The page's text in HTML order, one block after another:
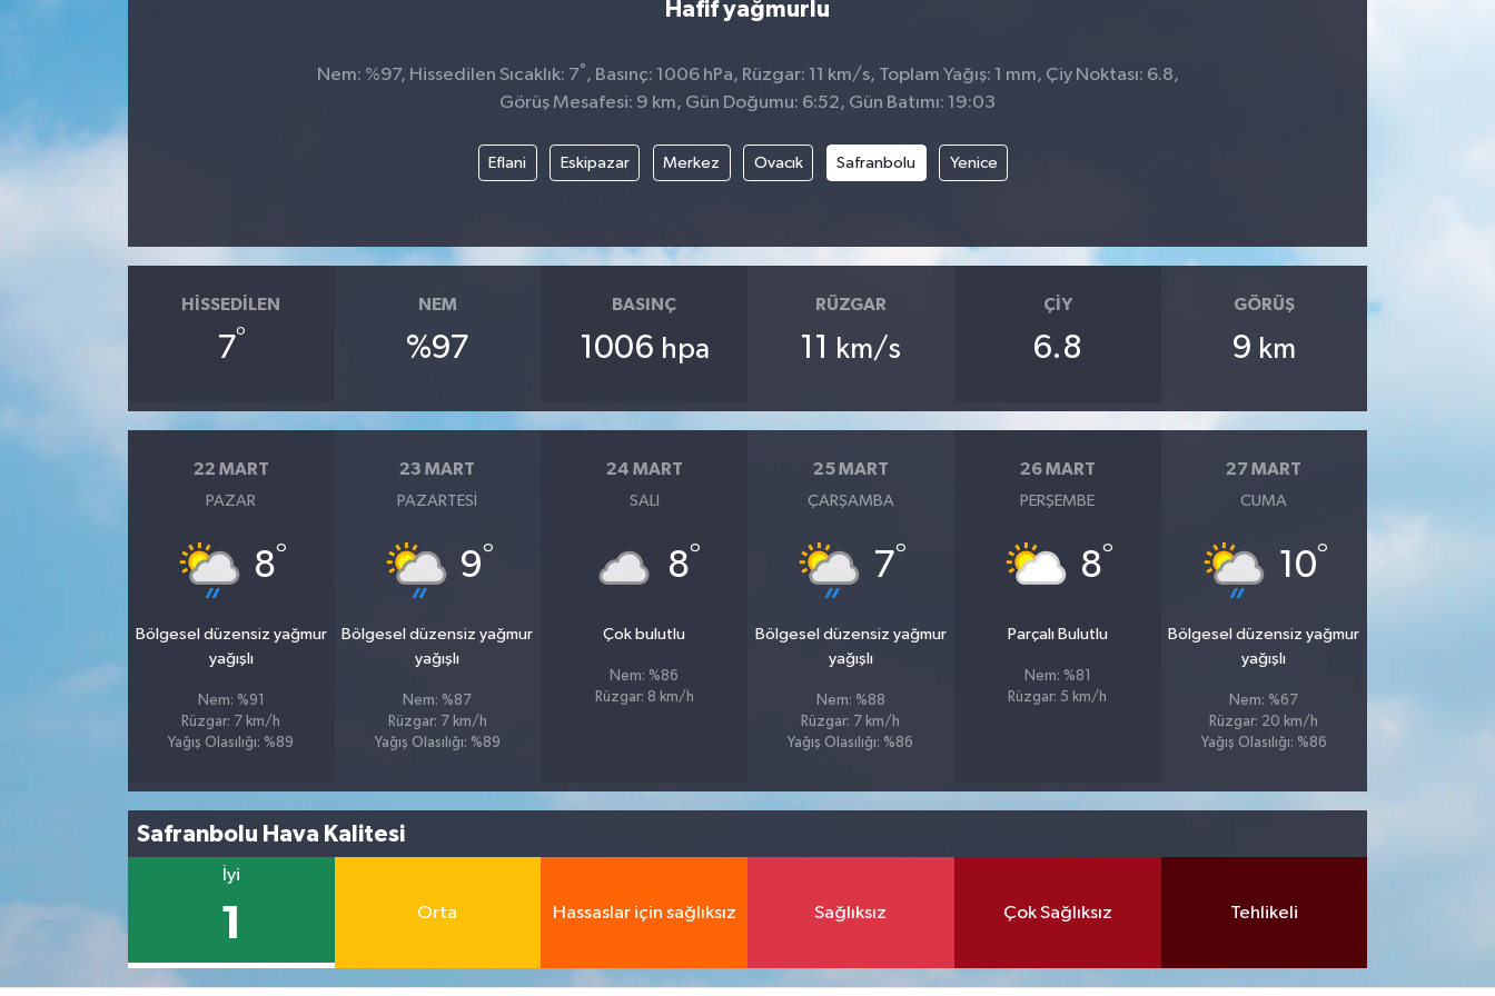
Hafif yağmurlu
Nem: %97, Hissedilen Sıcaklık: 7° , Basınç: 1006 hPa, Rüzgar: 11 km/s, Toplam Yağış: 1 mm, Çiy Noktası: 6.8,
Görüş Mesafesi: 9 km, Gün Doğumu: 6:52, Gün Batımı: 19:03
Eflani Eskipazar Merkez Ovacık Safranbolu Yenice
HISSEDILEN
7°
NEM
%97
BASINÇ
1006 hpa
RÜZGAR
11 km/s
ÇIY
6.8
GÖRÜŞ
9 km
22 MART
PAZAR
8°
Bölgesel düzensiz yağmur
yağışlı
Nem: %91
Rüzgar: 7 km/h
Yağış Olasılığı: %89
23 MART
PAZARTESI
9°
Bölgesel düzensiz yağmur
yağışlı
Nem: %87
Rüzgar: 7 km/h
Yağış Olasılığı: %89
24 MART
SALI
8°
Çok bulutlu
Nem: %86
Rüzgar: 8 km/h
25 MART
ÇARŞAMBA
7°
Bölgesel düzensiz yağmur
yağışlı
Nem: %88
Rüzgar: 7 km/h
Yağış Olasılığı: %86
26 MART
PERŞEMBE
8°
Parçalı Bulutlu
Nem: %81
Rüzgar: 5 km/h
27 MART
CUMA
10°
Bölgesel düzensiz yağmur
yağışlı
Nem: %67
Rüzgar: 20 km/h
Yağış Olasılığı: %86
Safranbolu Hava Kalitesi
İyi
1 Orta Hassaslar için sağlıksız Sağlıksız Çok Sağlıksız Tehlikeli
RESMİ İLANLAR
SİYASET
YAYLADERE